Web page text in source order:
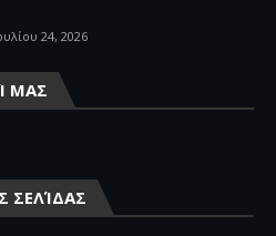
24, 2026
ΜΑΣ
ΣΕΛΊΔΑΣ